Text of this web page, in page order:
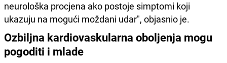
neurološka procjena ako postoje simptomi koji
ukazuju na mogući moždani udar", objasnio je.
Ozbiljna kardiovaskularna oboljenja mogu
pogoditi i mlade